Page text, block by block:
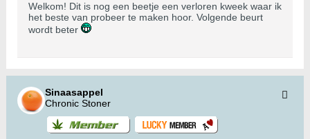
Welkom! Dit is nog een beetje een verloren kweek waar ik
het beste van probeer te maken hoor. Volgende beurt
wordt beter
Sinaasappel
Chronic Stoner